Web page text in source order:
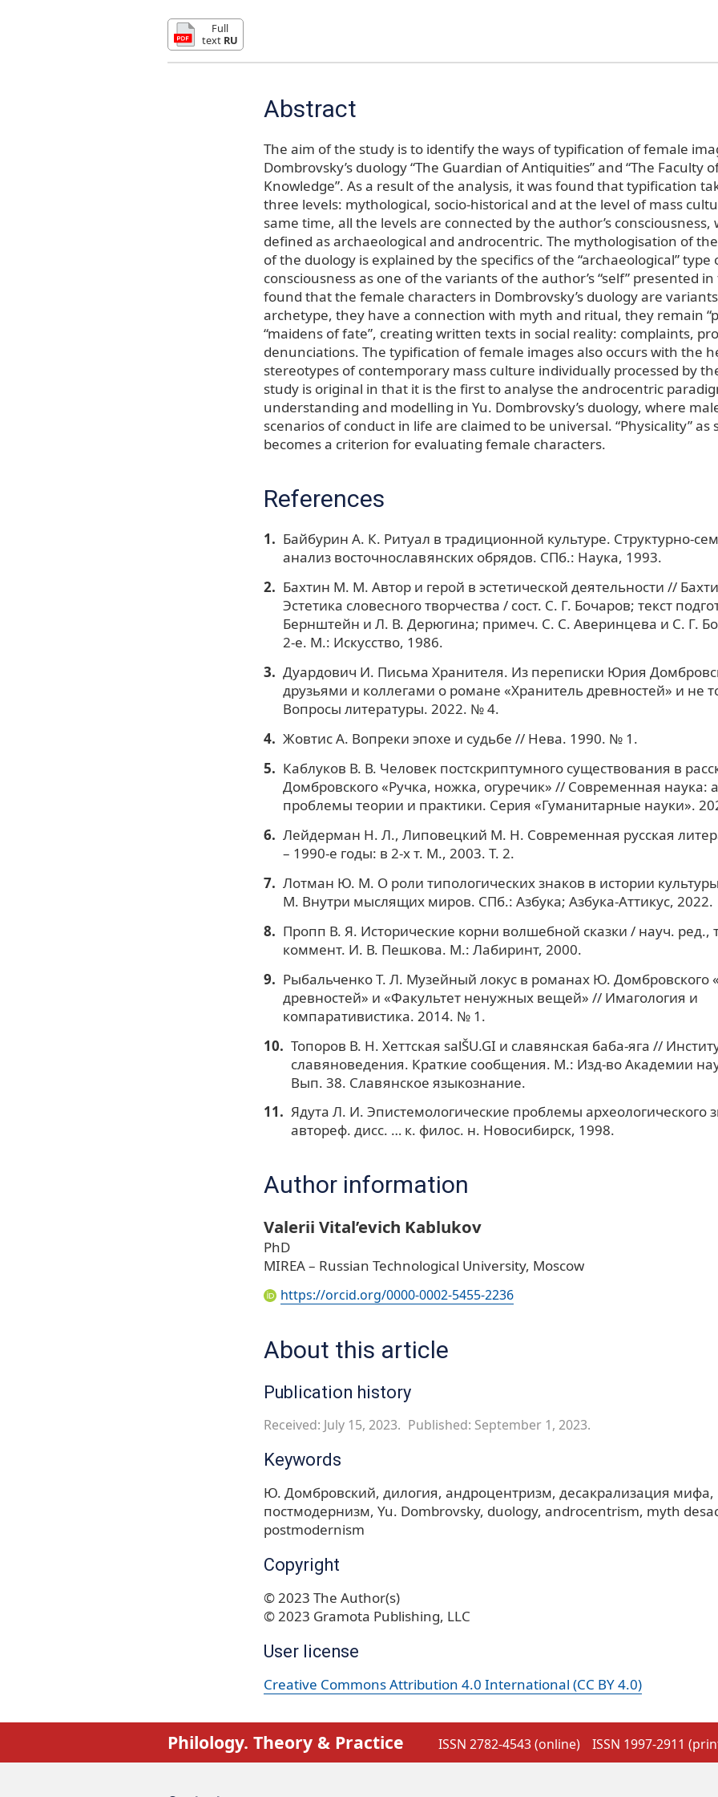
Full
text RU
Abstract
The aim of the study is to identify the ways of typification of female
Dombrovsky’s duology “The Guardian of Antiquities” and “The Faculty
Knowledge”. As a result of the analysis, it was found that typification
three levels: mythological, socio-historical and at the level of mass
same time, all the levels are connected by the author’s consciousness,
defined as archaeological and androcentric. The mythologisation of
of the duology is explained by the specifics of the “archaeological” type
consciousness as one of the variants of the author’s “self” presented
found that the female characters in Dombrovsky’s duology are
archetype, they have a connection with myth and ritual, they remain
“maidens of fate”, creating written texts in social reality: complaints,
denunciations. The typification of female images also occurs with the
stereotypes of contemporary mass culture individually processed by
study is original in that it is the first to analyse the androcentric
understanding and modelling in Yu. Dombrovsky’s duology, where
scenarios of conduct in life are claimed to be universal. “Physicality” as
becomes a criterion for evaluating female characters.
References
Байбурин А. К. Ритуал в традиционной культуре. Структурно-
анализ восточнославянских обрядов. СПб.: Наука, 1993.
Бахтин М. М. Автор и герой в эстетической деятельности //
Эстетика словесного творчества / сост. С. Г. Бочаров; текст
Бернштейн и Л. В. Дерюгина; примеч. С. С. Аверинцева и С. Г.
2-е. М.: Искусство, 1986.
Дуардович И. Письма Хранителя. Из переписки Юрия
друзьями и коллегами о романе «Хранитель древностей» и не
Вопросы литературы. 2022. № 4.
Жовтис А. Вопреки эпохе и судьбе // Нева. 1990. № 1.
Каблуков В. В. Человек постскриптумного существования в
Домбровского «Ручка, ножка, огуречик» // Современная наука:
проблемы теории и практики. Серия «Гуманитарные науки».
Лейдерман Н. Л., Липовецкий М. Н. Современная русская
– 1990-е годы: в 2-х т. М., 2003. Т. 2.
Лотман Ю. М. О роли типологических знаков в истории
М. Внутри мыслящих миров. СПб.: Азбука; Азбука-Аттикус, 2022.
Пропп В. Я. Исторические корни волшебной сказки / науч. ред.,
коммент. И. В. Пешкова. М.: Лабиринт, 2000.
Рыбальченко Т. Л. Музейный локус в романах Ю. Домбровского
древностей» и «Факультет ненужных вещей» // Имагология и
компаративистика. 2014. № 1.
Топоров В. Н. Хеттская salŠU.GI и славянская баба-яга //
славяноведения. Краткие сообщения. М.: Изд-во Академии
Вып. 38. Славянское языкознание.
Ядута Л. И. Эпистемологические проблемы археологического
автореф. дисс. … к. филос. н. Новосибирск, 1998.
Author information
Valerii Vital’evich Kablukov
PhD
MIREA – Russian Technological University, Moscow
https://orcid.org/0000-0002-5455-2236
About this article
Publication history
Received: July 15, 2023. Published: September 1, 2023.
Keywords
Ю. Домбровский дилогия андроцентризм десакрализация мифа
постмодернизм Yu. Dombrovsky duology androcentrism myth
postmodernism
Copyright
© 2023 The Author(s)
© 2023 Gramota Publishing, LLC
User license
Creative Commons Attribution 4.0 International (CC BY 4.0)
Philology. Theory & Practice ISSN 2782-4543 (online) ISSN 1997-2911